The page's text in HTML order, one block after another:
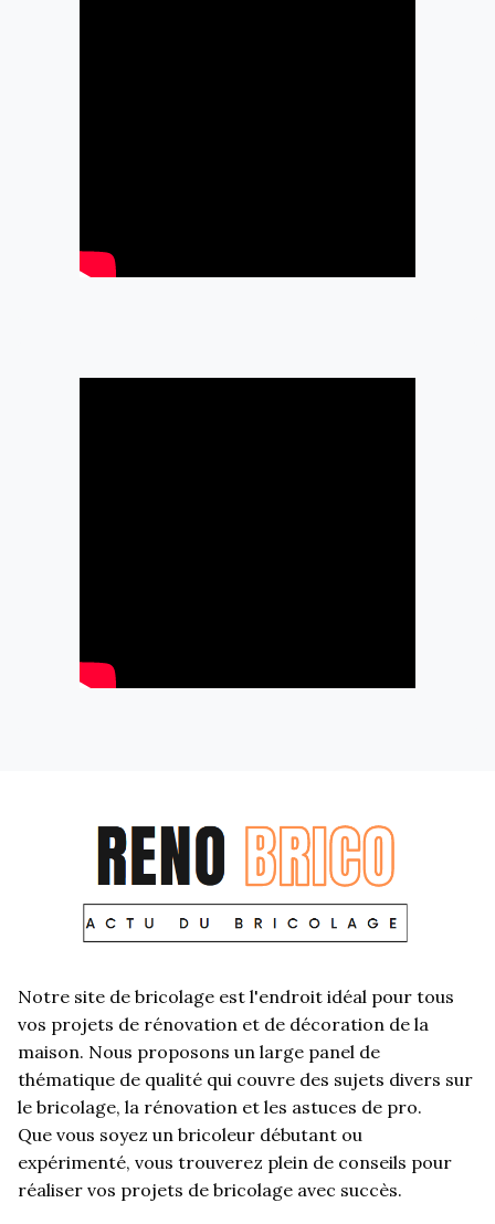
Notre site de bricolage est l'endroit idéal pour tous
vos projets de rénovation et de décoration de la
maison. Nous proposons un large panel de
thématique de qualité qui couvre des sujets divers sur
le bricolage, la rénovation et les astuces de pro.
Que vous soyez un bricoleur débutant ou
expérimenté, vous trouverez plein de conseils pour
réaliser vos projets de bricolage avec succès.